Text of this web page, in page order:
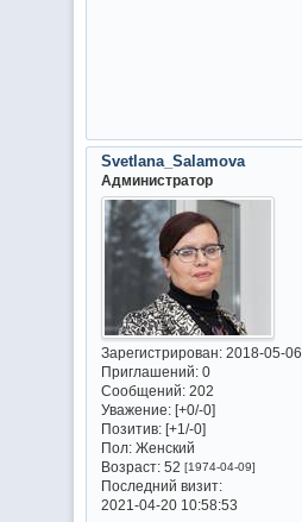
Svetlana_Salamova
Администратор
Зарегистрирован: 2018-05-06
Приглашений:0
Сообщений:202
Уважение: [+0/-0]
Позитив: [+1/-0]
Пол:Женский
Возраст:52 [1974-04-09]
Последний визит:
2021-04-20 10:58:53